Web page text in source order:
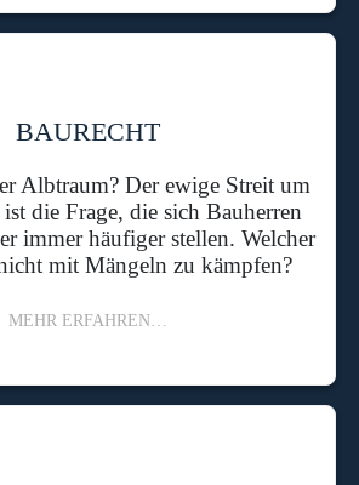
BAURECHT
Albtraum? Der ewige Streit um
die Frage, die sich Bauherren
immer häufiger stellen. Welcher
mit Mängeln zu kämpfen?
MEHR ERFAHREN…